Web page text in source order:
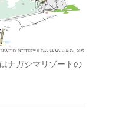
ナガシマリゾートの